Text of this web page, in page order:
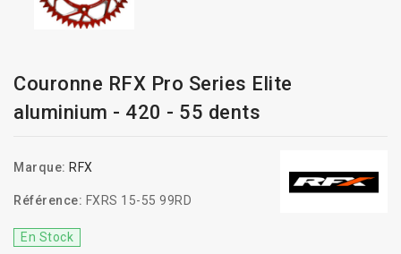
Couronne RFX Pro Series Elite
aluminium - 420 - 55 dents
Marque: RFX
Référence: FXRS 15-55 99RD
En Stock